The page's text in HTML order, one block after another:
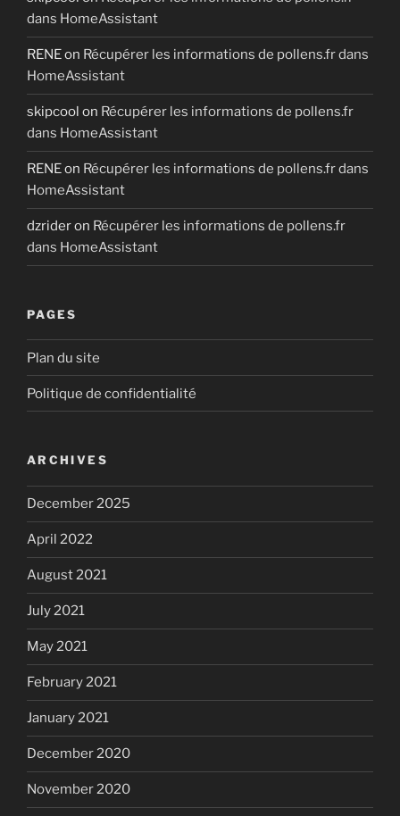
dans HomeAssistant
RENEon Récupérer les informations de pollens.fr dans
HomeAssistant
skipcool on Récupérer les informations de pollens.fr
dans HomeAssistant
RENEon Récupérer les informations de pollens.fr dans
HomeAssistant
dzrideron Récupérer les informations de pollens.fr
dans HomeAssistant
PAGES
Plan du site
Politique de confidentialité
ARCHIVES
December 2025
April 2022
August 2021
July 2021
May 2021
February 2021
January 2021
December 2020
November 2020